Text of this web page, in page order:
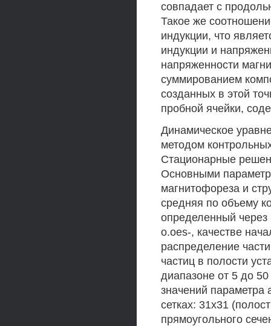
совпадает с
Такое же
индукции, что
индукции и
напряженности
суммированием
созданных в этой
пробной ячейки,
Динамическое
методом
Стационарные
Основными
магнитофореза и
средняя по объему
определенный
o.oes-, качестве
распределение
частиц в полости
диапазоне от 5 до
значений
сетках: 31x31
прямоугольного